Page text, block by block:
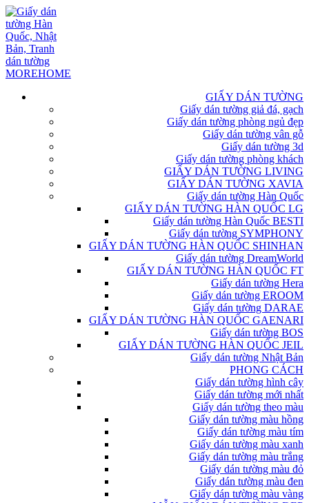
GIẤY DÁN TƯỜNG
Giấy dán tường giả đá, gạch
Giấy dán tường phòng ngủ đẹp
Giấy dán tường vân gỗ
Giấy dán tường 3d
Giấy dán tường phòng khách
GIẤY DÁN TƯỜNG LIVING
GIẤY DÁN TƯỜNG XAVIA
Giấy dán tường Hàn Quốc
GIẤY DÁN TƯỜNG HÀN QUỐC LG
Giấy dán tường Hàn Quốc BESTI
Giấy dán tường SYMPHONY
GIẤY DÁN TƯỜNG HÀN QUỐC SHINHAN
Giấy dán tường DreamWorld
GIẤY DÁN TƯỜNG HÀN QUỐC FT
Giấy dán tường Hera
Giấy dán tường EROOM
Giấy dán tường DARAE
GIẤY DÁN TƯỜNG HÀN QUỐC GAENARI
Giấy dán tường BOS
GIẤY DÁN TƯỜNG HÀN QUỐC JEIL
Giấy dán tường Nhật Bản
PHONG CÁCH
Giấy dán tường hình cây
Giấy dán tường mới nhất
Giấy dán tường theo màu
Giấy dán tường màu hồng
Giấy dán tường màu tím
Giấy dán tường màu xanh
Giấy dán tường màu trắng
Giấy dán tường màu đỏ
Giấy dán tường màu đen
Giấy dán tường màu vàng